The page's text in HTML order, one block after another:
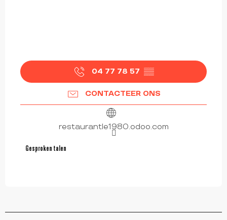
04 77 78 57 ▒▒
CONTACTEER ONS
restaurantle1980.odoo.com
Gesproken talen
Gesproken talen